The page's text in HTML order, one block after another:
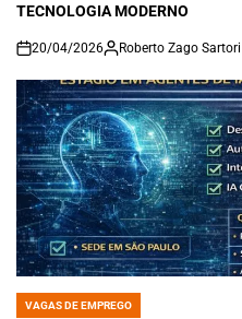
TECNOLOGIA MODERNO
on
20/04/2026 Roberto Zago Sartori
POSTED
VAGAS DE EMPREGO